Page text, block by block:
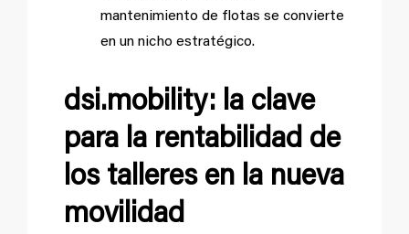
mantenimiento de flotas se convierte
en un nicho estratégico.
dsi.mobility: la clave
para la rentabilidad de
los talleres en la nueva
movilidad